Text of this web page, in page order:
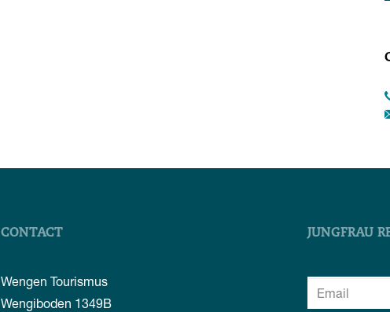
CONTACT
Wengen Tourismus
Wengiboden 1349B
JUNGFRAU